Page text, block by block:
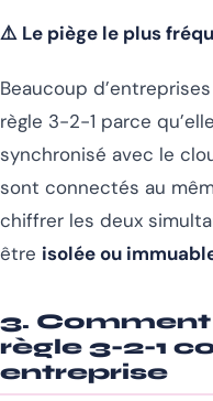
⚠️ Le piège le plus
Beaucoup
règle 3-2-1 parce
synchronisé avec le
sont connectés au
chiffrer les deux
être isolée ou
3.
règle 3-2-1
entreprise